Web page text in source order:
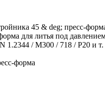
45 & deg; пресс-
для литья под
1.2344 / M300 / 718 / P20 и т.
форма